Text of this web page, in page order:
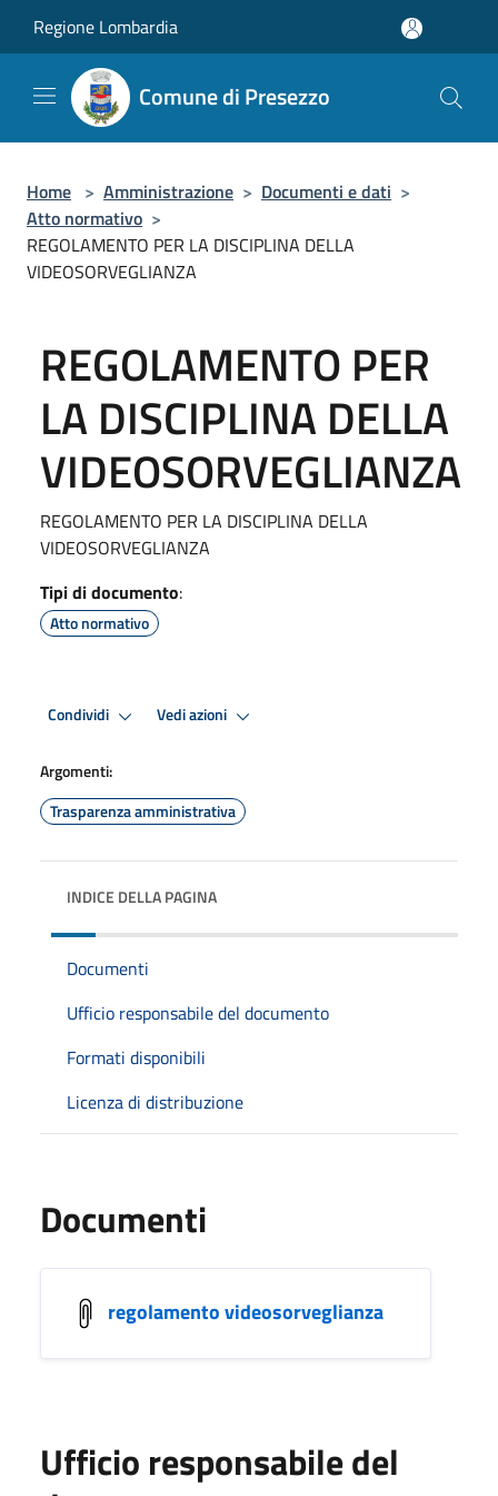
Regione Lombardia
Comune di Presezzo
Home > Amministrazione > Documenti e dati >
Atto normativo >
REGOLAMENTO PER LA DISCIPLINA DELLA
VIDEOSORVEGLIANZA
REGOLAMENTO PER
LA DISCIPLINA DELLA
VIDEOSORVEGLIANZA
REGOLAMENTO PER LA DISCIPLINA DELLA
VIDEOSORVEGLIANZA
Tipi di documento:
Atto normativo
Condividi Vedi azioni
Argomenti:
Trasparenza amministrativa
INDICE DELLA PAGINA
Documenti
Ufficio responsabile del documento
Formati disponibili
Licenza di distribuzione
Documenti
regolamento videosorveglianza
Ufficio responsabile del